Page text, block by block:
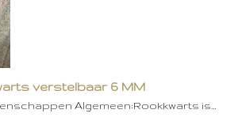
verstelbaar 6 MM
Algemeen:Rookkwarts is…